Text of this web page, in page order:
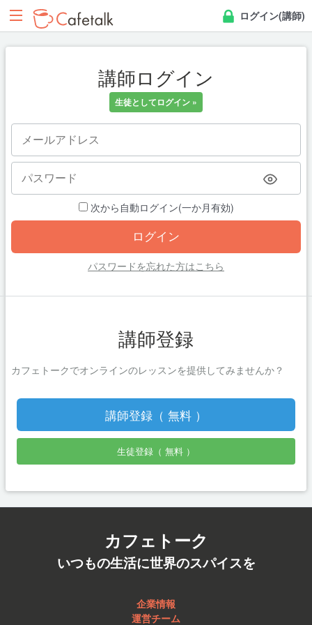
ログイン(講師)
講師ログイン
生徒としてログイン »
次から自動ログイン(一か月有効)
パスワードを忘れた方はこちら
講師登録
カフェトークでオンラインのレッスンを提供してみませんか？
講師登録（ 無料 ）
生徒登録（ 無料 ）
カフェトーク
いつもの生活に世界のスパイスを
企業情報
運営チーム